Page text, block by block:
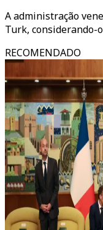
A administração
Turk, considerando-
RECOMENDADO